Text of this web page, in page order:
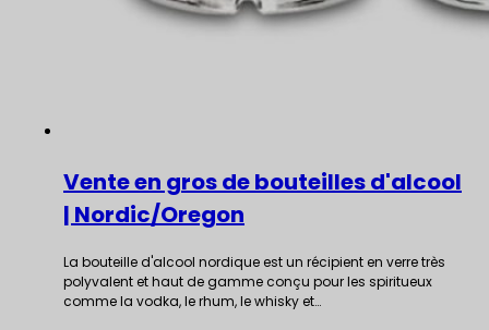
Vente en gros de bouteilles d'alcool
| Nordic/Oregon
La bouteille d'alcool nordique est un récipient en verre très
polyvalent et haut de gamme conçu pour les spiritueux
comme la vodka, le rhum, le whisky et…